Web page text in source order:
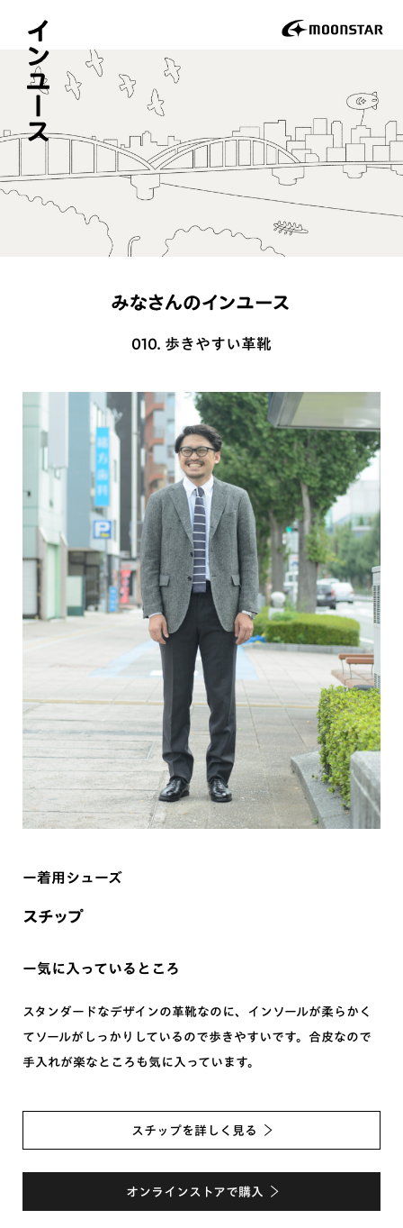
010. 歩きやすい革靴
ー着用シューズ
ー気に入っているところ
スタンダードなデザインの革靴なのに、インソールが柔らかく
てソールがしっかりしているので歩きやすいです。合皮なので
手入れが楽なところも気に入っています。
スチップを詳しく見る
オンラインストアで購入